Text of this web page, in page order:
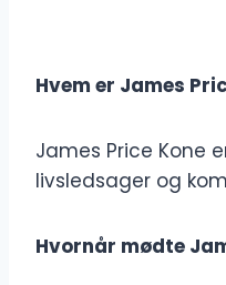
Hvem er James
James Price Kone
livsledsager og
Hvornår mødte